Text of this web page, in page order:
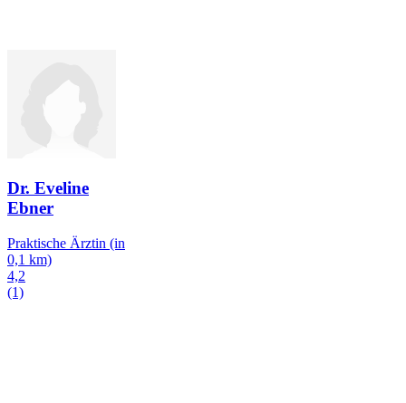
Dr. Eveline
Ebner
Praktische Ärztin (in
0,1 km)
4,2
(1)